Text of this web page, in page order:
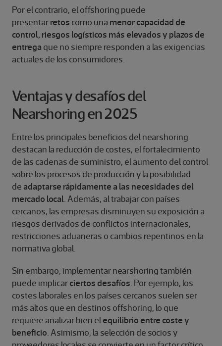
Por el contrario, el offshoring puede
presentarretos como una menor capacidad de
control, riesgos logísticos más elevados y plazos de
entrega que no siempre responden a las exigencias
actuales de los consumidores.
Ventajas y desafíos del
Nearshoring en 2025
Entre los principales beneficios del nearshoring
destacan la reducción de costes, el fortalecimiento
de las cadenas de suministro, el aumento del control
sobre los procesos de producción y la posibilidad
de adaptarse rápidamente a las necesidades del
mercado local . Además, al trabajar con países
cercanos, las empresas disminuyen su exposición a
riesgos derivados de conflictos internacionales,
restricciones aduaneras o cambios repentinos en la
normativa global.
Sin embargo, implementar nearshoring también
puede implicarciertos desafíos . Por ejemplo, los
costes laborales en los países cercanos suelen ser
más altos que en destinos offshoring, lo que
requiere analizar bien el equilibrio entre coste y
beneficio . Asimismo, la selección de socios y